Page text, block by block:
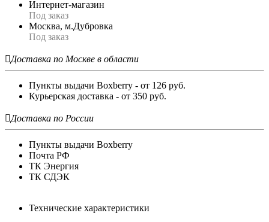
Интернет-магазин
Под заказ
Москва, м.Дубровка
Под заказ
Доставка по Москве в области
Пункты выдачи Boxberry - от 126 руб.
Курьерская доставка - от 350 руб.
Доставка по России
Пункты выдачи Boxberry
Почта РФ
ТК Энергия
ТК СДЭК
Технические характеристики